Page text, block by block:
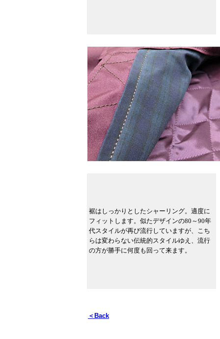
裾はしっかりとしたシャーリング。適度に
フィットします。似たデザインの80～90年
代スタイルが再び流行していますが、こち
らは変わらない伝統的スタイルゆえ、流行
の方が勝手に何度も回って来ます。
＜Back